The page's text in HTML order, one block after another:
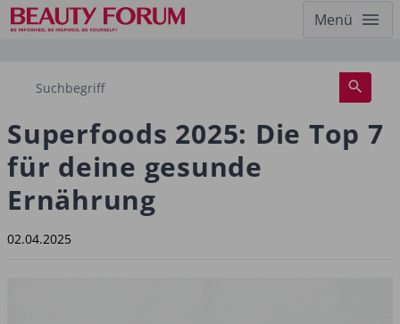
Menü
Superfoods 2025: Die Top 7
für deine gesunde
Ernährung
02.04.2025